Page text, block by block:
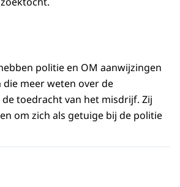
politie en OM aanwijzingen
meer weten over de
toedracht van het misdrijf. Zij
om zich als getuige bij de politie